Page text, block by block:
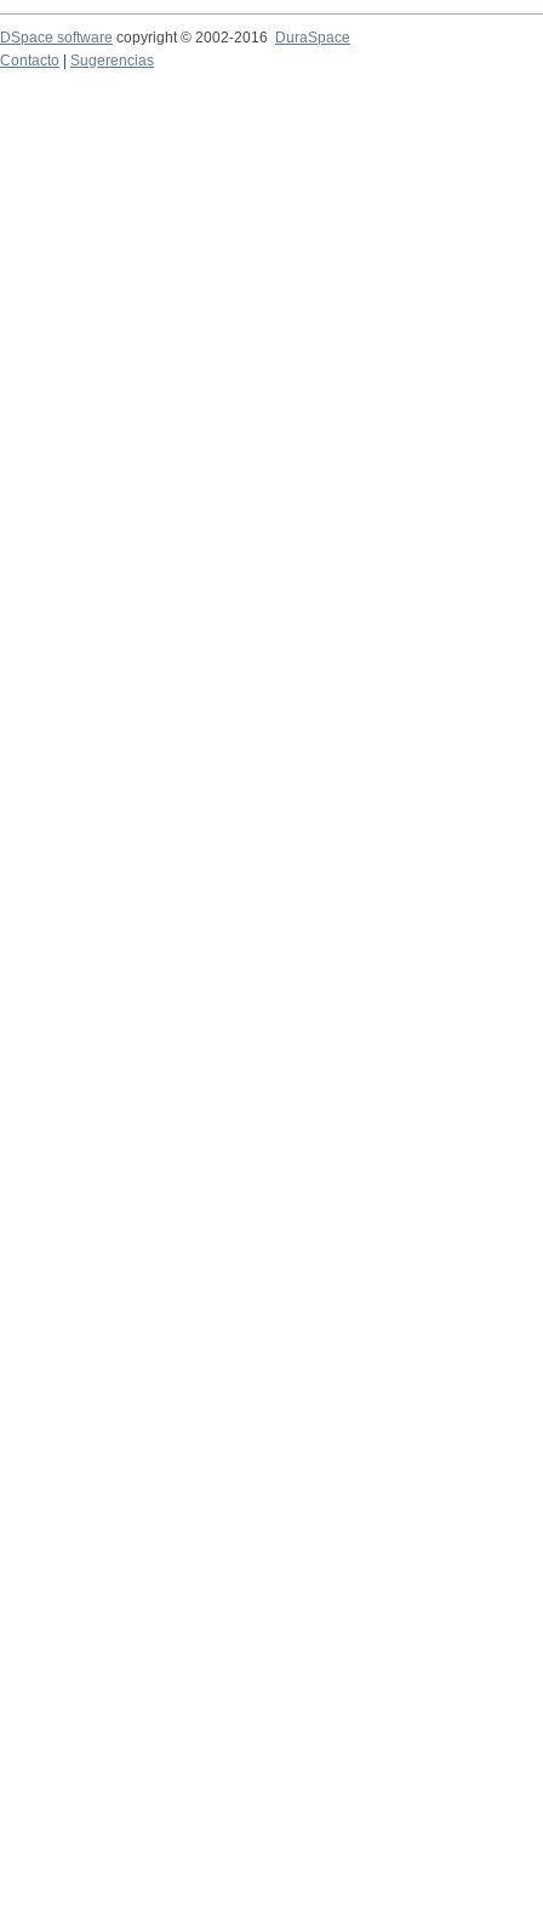
DSpace software copyright © 2002-2016
DuraSpace
Contacto
Sugerencias